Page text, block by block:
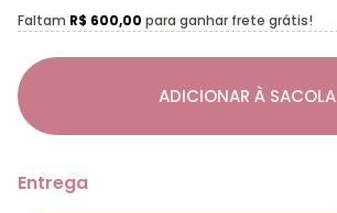
ADICIONAR À SACOLA
Faltam R$ 600,00 para ganhar frete grátis!